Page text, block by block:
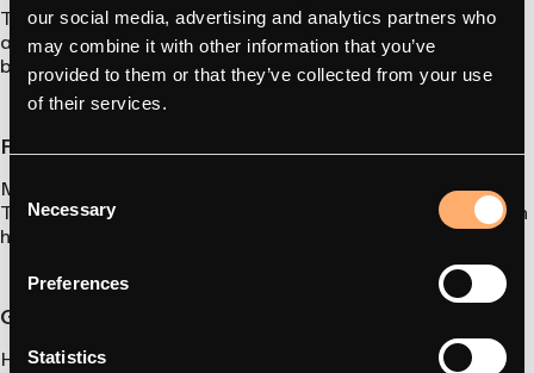
our social media, advertising and analytics partners who
may combine it with other information that you’ve
provided to them or that they’ve collected from your use
of their services.
Selection
Necessary
Preferences
Statistics
Type 2-laders zijn compatibel met vrijwel alle elektrische
auto’s op de Europese markt en zorgen voor een soepele en
betrouwbare werking zonder dat er adapters nodig zijn.
Flexibele oplaadsnelheden
Met laadvermogens variërend van 3,7 kW tot 22 kW kunnen
Type 2-laders worden afgestemd op de stroomvoorziening en
het rijgedrag van elk huishouden.
Gebruiksgemak
Het ontwerp van de stekker is universeel en